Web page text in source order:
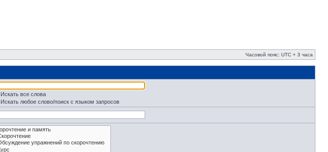
Часовой пояс: UTC + 3 часа
Искать все слова
Искать любое слово/поиск с языком запросов